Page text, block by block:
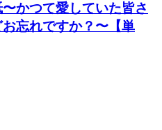
かつて愛していた皆さ
忘れですか？〜【単